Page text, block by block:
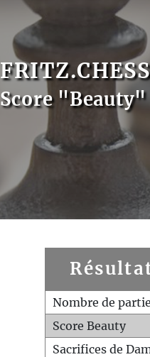
Score
Nombre de
Score Beauty
Sacrifices de